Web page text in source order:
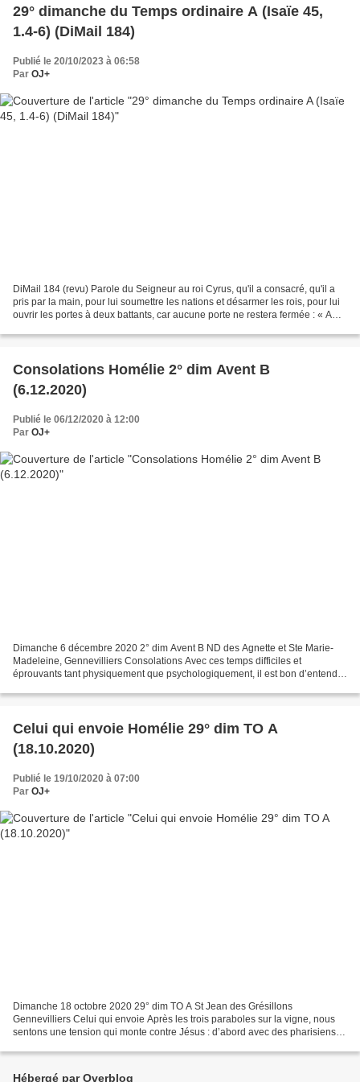
29° dimanche du Temps ordinaire A (Isaïe 45,
1.4-6) (DiMail 184)
Publié le 20/10/2023 à 06:58
Par OJ+
DiMail 184 (revu) Parole du Seigneur au roi Cyrus, qu'il a consacré, qu'il a
pris par la main, pour lui soumettre les nations et désarmer les rois, pour lui
ouvrir les portes à deux battants, car aucune porte ne restera fermée : « A
Consolations Homélie 2° dim Avent B
(6.12.2020)
Publié le 06/12/2020 à 12:00
Par OJ+
Dimanche 6 décembre 2020 2° dim Avent B ND des Agnette et Ste Marie-
Madeleine, Gennevilliers Consolations Avec ces temps difficiles et
éprouvants tant physiquement que psychologiquement, il est bon d’entendre
Celui qui envoie Homélie 29° dim TO A
(18.10.2020)
Publié le 19/10/2020 à 07:00
Par OJ+
Dimanche 18 octobre 2020 29° dim TO A St Jean des Grésillons
Gennevilliers Celui qui envoie Après les trois paraboles sur la vigne, nous
sentons une tension qui monte contre Jésus : d’abord avec des pharisiens
Hébergé par Overblog